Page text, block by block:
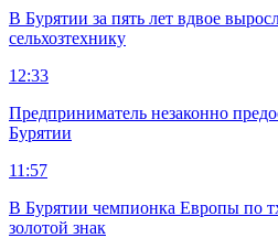
В Бурятии за пять лет вдвое
сельхозтехнику
12:33
Предприниматель незаконно
Бурятии
11:57
В Бурятии чемпионка Европы по
золотой знак